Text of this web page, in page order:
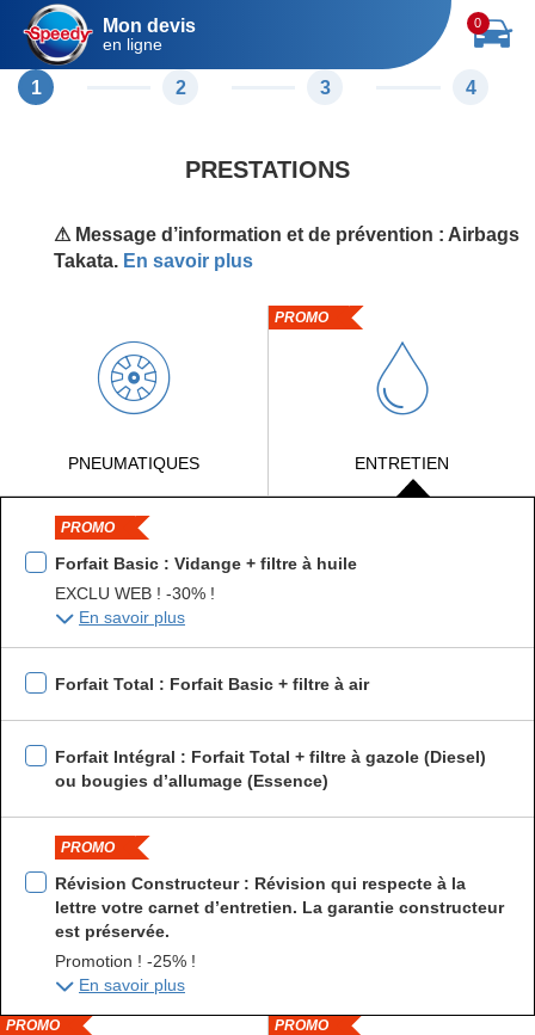
Mon devis
en ligne
0
1 2 3 4
PRESTATIONS
⚠ Message d’information et de prévention : Airbags
Takata. En savoir plus
PNEUMATIQUES
PROMO
ENTRETIEN
PROMO
Forfait Basic : Vidange + filtre à huile
EXCLU WEB ! -30% !
En savoir plus
Forfait Total : Forfait Basic + filtre à air
Forfait Intégral : Forfait Total + filtre à gazole (Diesel)
ou bougies d’allumage (Essence)
PROMO
Révision Constructeur : Révision qui respecte à la
lettre votre carnet d’entretien. La garantie constructeur
est préservée.
Promotion ! -25% !
En savoir plus
PROMO PROMO